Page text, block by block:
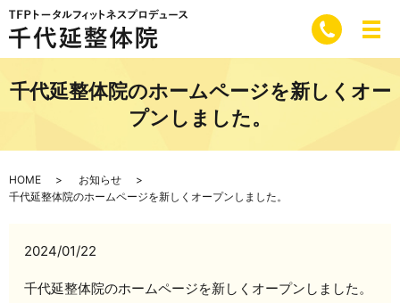
千代延整体院のホームページを新しくオー
プンしました。
HOME
お知らせ
千代延整体院のホームページを新しくオープンしました。
2024/01/22
千代延整体院のホームページを新しくオープンしました。